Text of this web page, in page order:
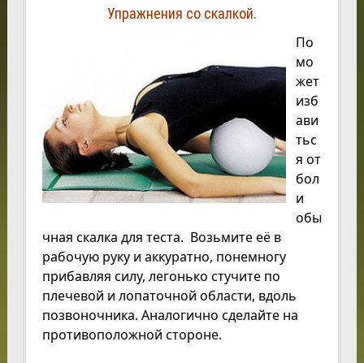
Упражнения со скалкой.
По
мо
жет
изб
ави
тьс
я от
бол
и
обы
чная скалка для теста. Возьмите её в
рабочуюруку и аккуратно, понемногу
прибавляя силу, легонько стучите по
плечевой и лопаточной области, вдоль
позвоночника. Аналогично сделайте на
противоположной стороне.